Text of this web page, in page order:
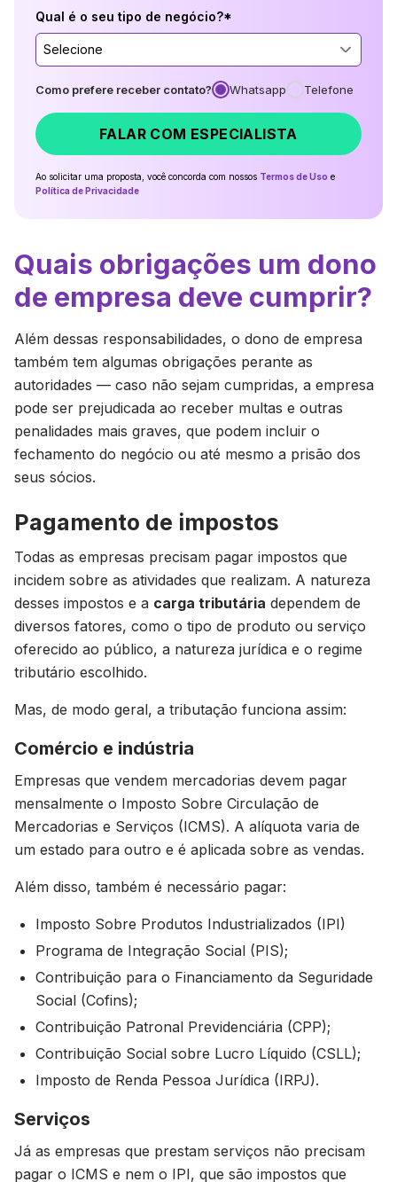
Qual é o seu tipo de negócio?*
Selecione
Como prefere receber contato? Whatsapp Telefone
FALAR COM ESPECIALISTA
Ao solicitar uma proposta, você concorda com nossos Termos de Uso e
Política de Privacidade
Quais obrigações um dono
de empresa deve cumprir?
Além dessas responsabilidades, o dono de empresa
também tem algumas obrigações perante as
autoridades — caso não sejam cumpridas, a empresa
pode ser prejudicada ao receber multas e outras
penalidades mais graves, que podem incluir o
fechamento do negócio ou até mesmo a prisão dos
seus sócios.
Pagamento de impostos
Todas as empresas precisam pagar impostos que
incidem sobre as atividades que realizam. A natureza
desses impostos e a carga tributária dependem de
diversos fatores, como o tipo de produto ou serviço
oferecido ao público, a natureza jurídica e o regime
tributário escolhido.
Mas, de modo geral, a tributação funciona assim:
Comércio e indústria
Empresas que vendem mercadorias devem pagar
mensalmente o Imposto Sobre Circulação de
Mercadorias e Serviços (ICMS). A alíquota varia de
um estado para outro e é aplicada sobre as vendas.
Além disso, também é necessário pagar:
Imposto Sobre Produtos Industrializados (IPI)
Programa de Integração Social (PIS);
Contribuição para o Financiamento da Seguridade
Social (Cofins);
Contribuição Patronal Previdenciária (CPP);
Contribuição Social sobre Lucro Líquido (CSLL);
Imposto de Renda Pessoa Jurídica (IRPJ).
Serviços
Já as empresas que prestam serviços não precisam
pagar o ICMS e nem o IPI, que são impostos que